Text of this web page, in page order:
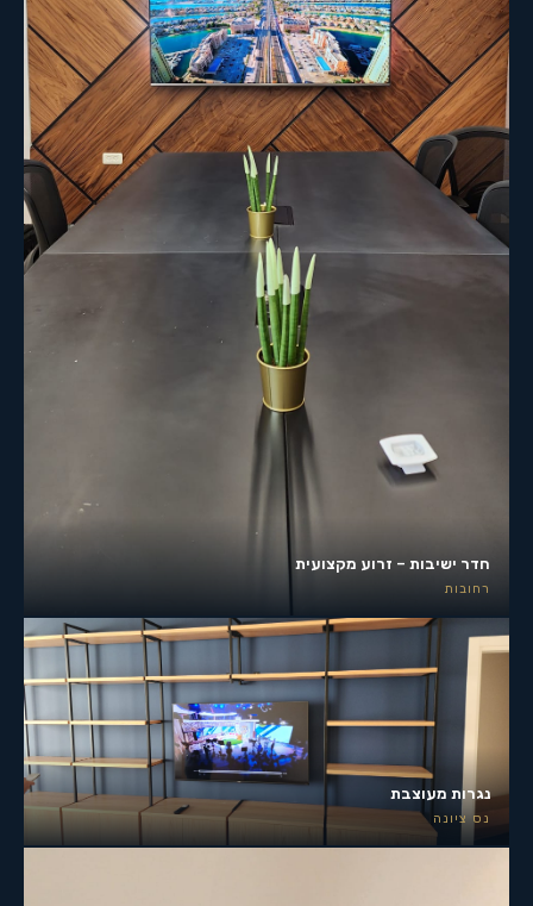
חדר ישיבות – זרוע מקצועית
רחובות
נגרות מעוצבת
נס ציונה